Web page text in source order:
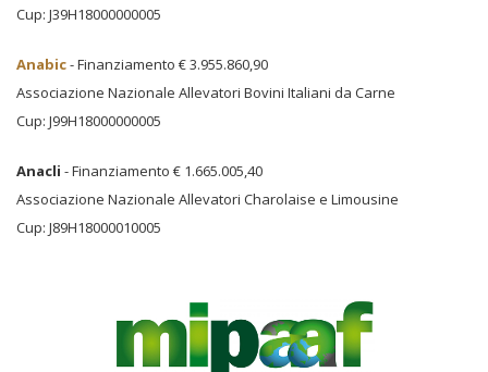
Cup: J39H18000000005
Anabic- Finanziamento € 3.955.860,90
Associazione Nazionale Allevatori Bovini Italiani da Carne
Cup: J99H18000000005
Anacli - Finanziamento € 1.665.005,40
Associazione Nazionale Allevatori Charolaise e Limousine
Cup: J89H18000010005